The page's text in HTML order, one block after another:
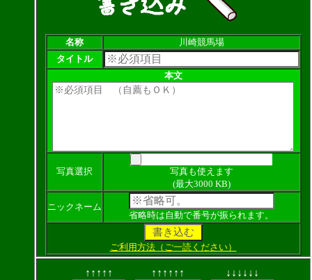
名称
川崎競馬場
タイトル
本文
写真選択
写真も使えます
(最大3000 KB)
ニックネーム
省略時は自動で番号が振られます。
ご利用方法（ご一読ください）
↑↑↑↑↑ ↑↑↑↑↑↑ ↓↓↓↓↓↓